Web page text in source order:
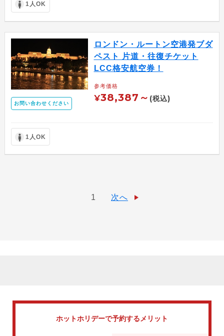
1人OK
お問い合わせください
ロンドン・ルートン空港発ブダ
ペスト 片道・往復チケット
LCC格安航空券！
参考価格
¥38,387～ (税込)
1人OK
1 次へ
ホットホリデーで予約するメリット